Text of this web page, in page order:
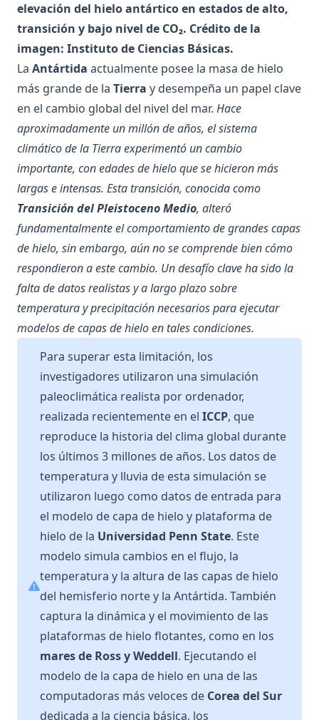
elevación del hielo antártico en estados de alto,
transición y bajo nivel de CO₂. Crédito de la
imagen: Instituto de Ciencias Básicas.
La Antártida actualmente posee la masa de hielo
más grande de la Tierra y desempeña un papel clave
en el cambio global del nivel del mar. Hace
aproximadamente un millón de años, el sistema
climático de la Tierra experimentó un cambio
importante, con edades de hielo que se hicieron más
largas e intensas. Esta transición, conocida como
Transición del Pleistoceno Medio, alteró
fundamentalmente el comportamiento de grandes capas
de hielo, sin embargo, aún no se comprende bien cómo
respondieron a este cambio. Un desafío clave ha sido la
falta de datos realistas y a largo plazo sobre
temperatura y precipitación necesarios para ejecutar
modelos de capas de hielo en tales condiciones.
Para superar esta limitación, los
investigadores utilizaron una simulación
paleoclimática realista por ordenador,
realizada recientemente en el ICCP, que
reproduce la historia del clima global durante
los últimos 3 millones de años. Los datos de
temperatura y lluvia de esta simulación se
utilizaron luego como datos de entrada para
el modelo de capa de hielo y plataforma de
hielo de la Universidad Penn State. Este
modelo simula cambios en el flujo, la
temperatura y la altura de las capas de hielo
del hemisferio norte y la Antártida. También
captura la dinámica y el movimiento de las
plataformas de hielo flotantes, como en los
mares de Ross y Weddell. Ejecutando el
modelo de la capa de hielo en una de las
computadoras más veloces de Corea del Sur
dedicada a la ciencia básica, los